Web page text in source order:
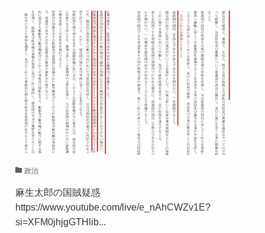
政治
麻生太郎の国賊疑惑
https://www.youtube.com/live/e_nAhCWZv1E?
si=XFM0jhjgGTHlib...